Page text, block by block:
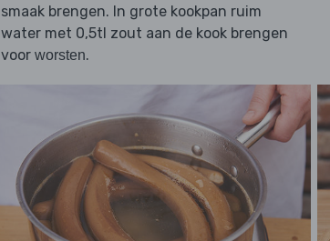
smaak brengen. In grote kookpan ruim
water met 0,5tl zout aan de kook brengen
voor worsten.